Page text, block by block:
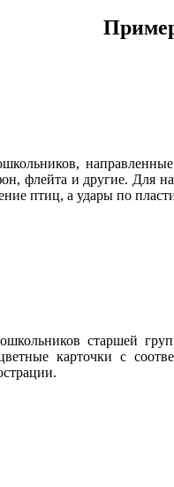
флейта и другие. Для
птиц, а удары по
старшей
карточки с